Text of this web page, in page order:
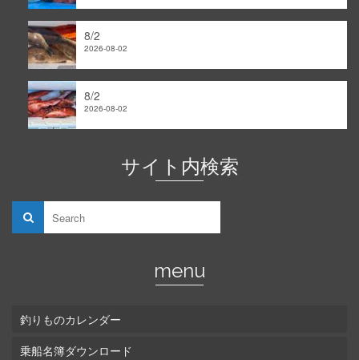
8/2
2026-08-02
8/2
2026-08-02
サイト内検索
menu
釣りものカレンダー
乗船名簿ダウンロード